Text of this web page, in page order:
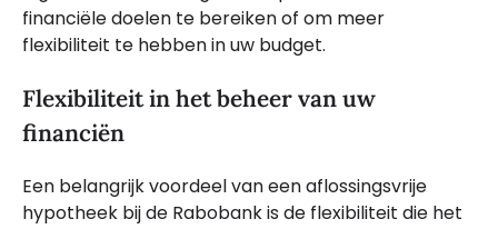
financiële doelen te bereiken of om meer
flexibiliteit te hebben in uw budget.
Flexibiliteit in het beheer van uw
financiën
Een belangrijk voordeel van een aflossingsvrije
hypotheek bij de Rabobank is de flexibiliteit die het